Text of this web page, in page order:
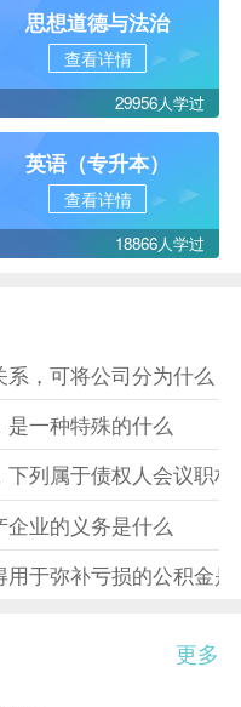
思想道德与法治
查看详情
29956人学过
英语（专升本）
查看详情
18866人学过
，可将公司分为什么
一种特殊的什么
列属于债权人会议职
企业的义务是什么
于弥补亏损的公积金是
更多